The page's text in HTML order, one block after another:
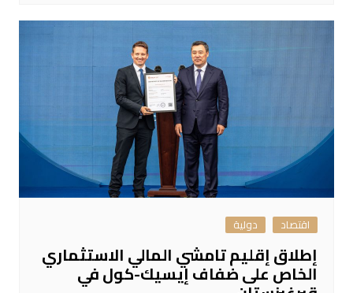
اقتصاد دولية
إطلاق إقليم تامشي المالي الاستثماري
الخاص على ضفاف إيسيك-كول في